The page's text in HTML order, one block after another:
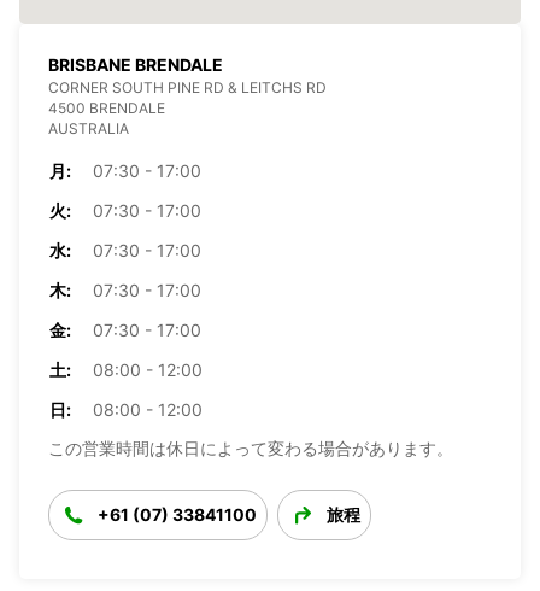
BRISBANE BRENDALE
CORNER SOUTH PINE RD & LEITCHS RD
4500 BRENDALE
AUSTRALIA
月:
07:30 - 17:00
火:
07:30 - 17:00
水:
07:30 - 17:00
木:
07:30 - 17:00
金:
07:30 - 17:00
土:
08:00 - 12:00
日:
08:00 - 12:00
この営業時間は休日によって変わる場合があります。
+61 (07) 33841100 旅程